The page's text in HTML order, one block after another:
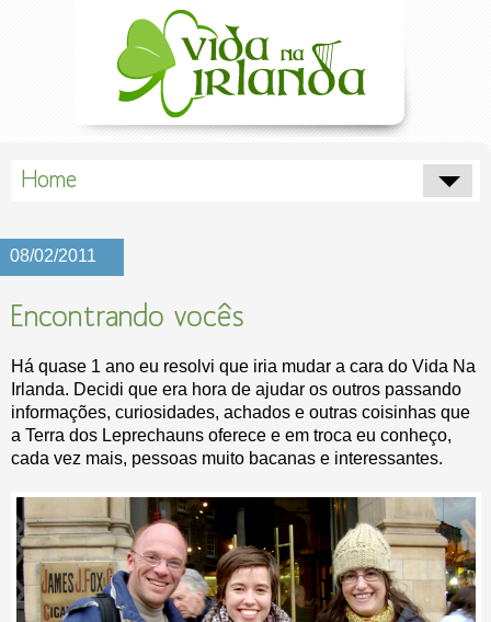
Home
08/02/2011
Encontrando vocês
Há quase 1 ano eu resolvi que iria mudar a cara do Vida Na
Irlanda. Decidi que era hora de ajudar os outros passando
informações, curiosidades, achados e outras coisinhas que
a Terra dos Leprechauns oferece e em troca eu conheço,
cada vez mais, pessoas muito bacanas e interessantes.